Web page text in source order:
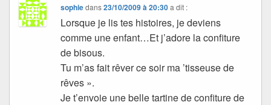
sophiedans23/10/2009 à 20:30 a dit :
Lorsque je lis tes histoires, je deviens
comme une enfant…Et j’adore la confiture
de bisous.
Tu m’as fait rêver ce soir ma ’tisseuse de
rêves ».
Je t’envoie une belle tartine de confiture de